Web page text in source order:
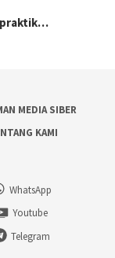
MEDIA SIBER
KAMI
WhatsApp
Youtube
Telegram